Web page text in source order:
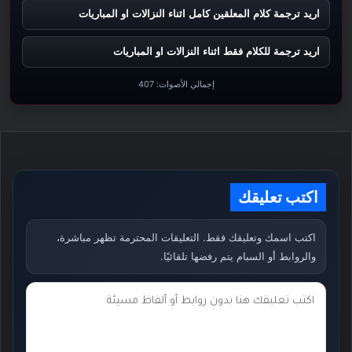
اريد ترجمة كلام المعلقين كامل اثناء النزالات او المباريات
اريد ترجمة للكلام فقط اثناء النزالات او المباريات
إجمالي الأصوات:407
اكتب تعليقك
اكتب اسمك وتعليقك فقط. التعليقات المحترمة تظهر مباشرة،
والروابط أو السبام يتم رفضها تلقائيًا.
ت